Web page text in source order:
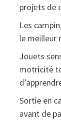
projets de
Les
le meilleur
Jouets
motricité
Sortie en
avant de